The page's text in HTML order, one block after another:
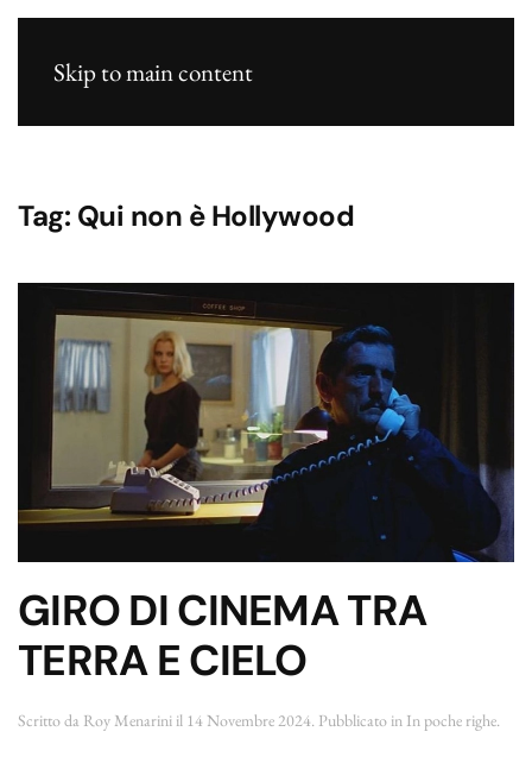
Skip to main content
Tag: Qui non è Hollywood
GIRO DI CINEMA TRA
TERRA E CIELO
Scritto da Roy Menarini il 14 Novembre 2024. Pubblicato in In poche righe.